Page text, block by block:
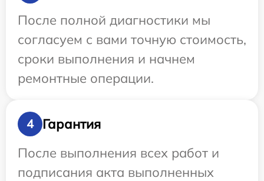
После полной диагностики мы
согласуем с вами точную стоимость,
сроки выполнения и начнем
ремонтные операции.
4
Гарантия
После выполнения всех работ и
подписания акта выполненных